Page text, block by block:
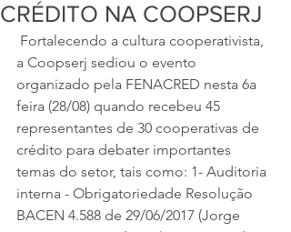
CRÉDITO NA COOPSERJ
a Coopserj sediou o evento
organizado pela FENACRED nesta 6a
feira (28/08) quando recebeu 45
representantes de 30 cooperativas de
crédito para debater importantes
temas do setor, tais como: 1- Auditoria
interna - Obrigatoriedade Resolução
BACEN 4.588 de 29/06/2017 (Jorge